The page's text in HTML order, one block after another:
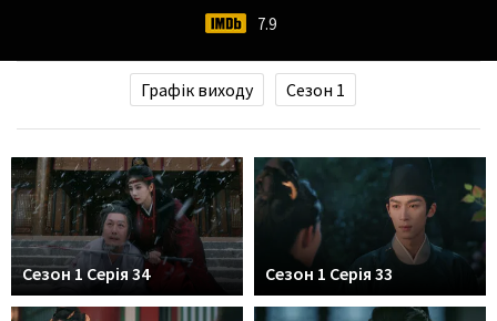
7.9
Графік виходу Сезон 1
Сезон 1 Серія 34 Сезон 1 Серія 33